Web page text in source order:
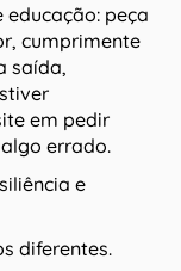
educação: peça
cumprimente
saída,
em pedir
errado.
e
diferentes.